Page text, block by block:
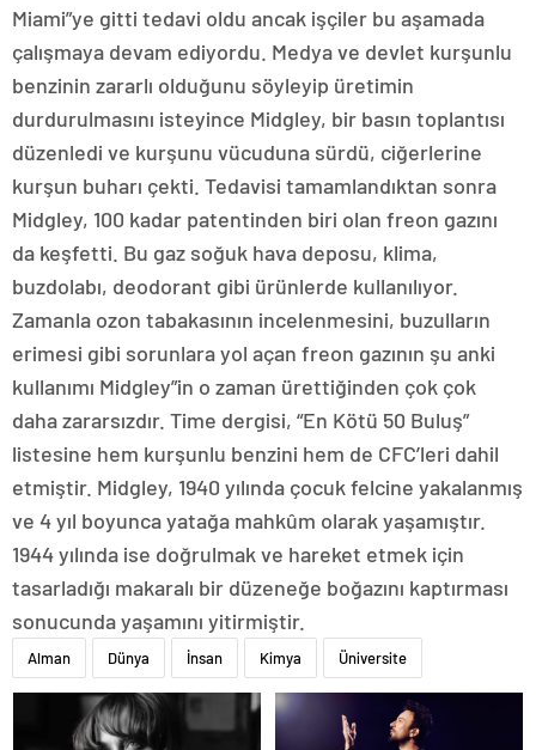
Miami”ye gitti tedavi oldu ancak işçiler bu aşamada
çalışmaya devam ediyordu. Medya ve devlet kurşunlu
benzinin zararlı olduğunu söyleyip üretimin
durdurulmasını isteyince Midgley, bir basın toplantısı
düzenledi ve kurşunu vücuduna sürdü, ciğerlerine
kurşun buharı çekti. Tedavisi tamamlandıktan sonra
Midgley, 100 kadar patentinden biri olan freon gazını
da keşfetti. Bu gaz soğuk hava deposu, klima,
buzdolabı, deodorant gibi ürünlerde kullanılıyor.
Zamanla ozon tabakasının incelenmesini, buzulların
erimesi gibi sorunlara yol açan freon gazının şu anki
kullanımı Midgley”in o zaman ürettiğinden çok çok
daha zararsızdır. Time dergisi, “En Kötü 50 Buluş”
listesine hem kurşunlu benzini hem de CFC’leri dahil
etmiştir. Midgley, 1940 yılında çocuk felcine yakalanmış
ve 4 yıl boyunca yatağa mahkûm olarak yaşamıştır.
1944 yılında ise doğrulmak ve hareket etmek için
tasarladığı makaralı bir düzeneğe boğazını kaptırması
sonucunda yaşamını yitirmiştir.
Alman Dünya İnsan Kimya Üniversite